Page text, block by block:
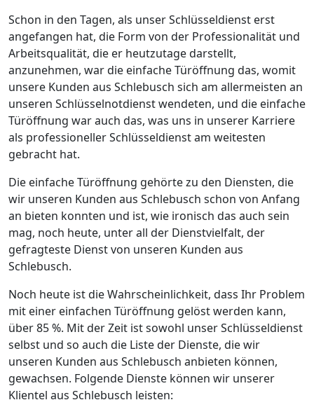
Schon in den Tagen, als unser Schlüsseldienst erst
angefangen hat, die Form von der Professionalität und
Arbeitsqualität, die er heutzutage darstellt,
anzunehmen, war die einfache Türöffnung das, womit
unsere Kunden aus Schlebusch sich am allermeisten an
unseren Schlüsselnotdienst wendeten, und die einfache
Türöffnung war auch das, was uns in unserer Karriere
als professioneller Schlüsseldienst am weitesten
gebracht hat.
Die einfache Türöffnung gehörte zu den Diensten, die
wir unseren Kunden aus Schlebusch schon von Anfang
an bieten konnten und ist, wie ironisch das auch sein
mag, noch heute, unter all der Dienstvielfalt, der
gefragteste Dienst von unseren Kunden aus
Schlebusch.
Noch heute ist die Wahrscheinlichkeit, dass Ihr Problem
mit einer einfachen Türöffnung gelöst werden kann,
über 85 %. Mit der Zeit ist sowohl unser Schlüsseldienst
selbst und so auch die Liste der Dienste, die wir
unseren Kunden aus Schlebusch anbieten können,
gewachsen. Folgende Dienste können wir unserer
Klientel aus Schlebusch leisten: